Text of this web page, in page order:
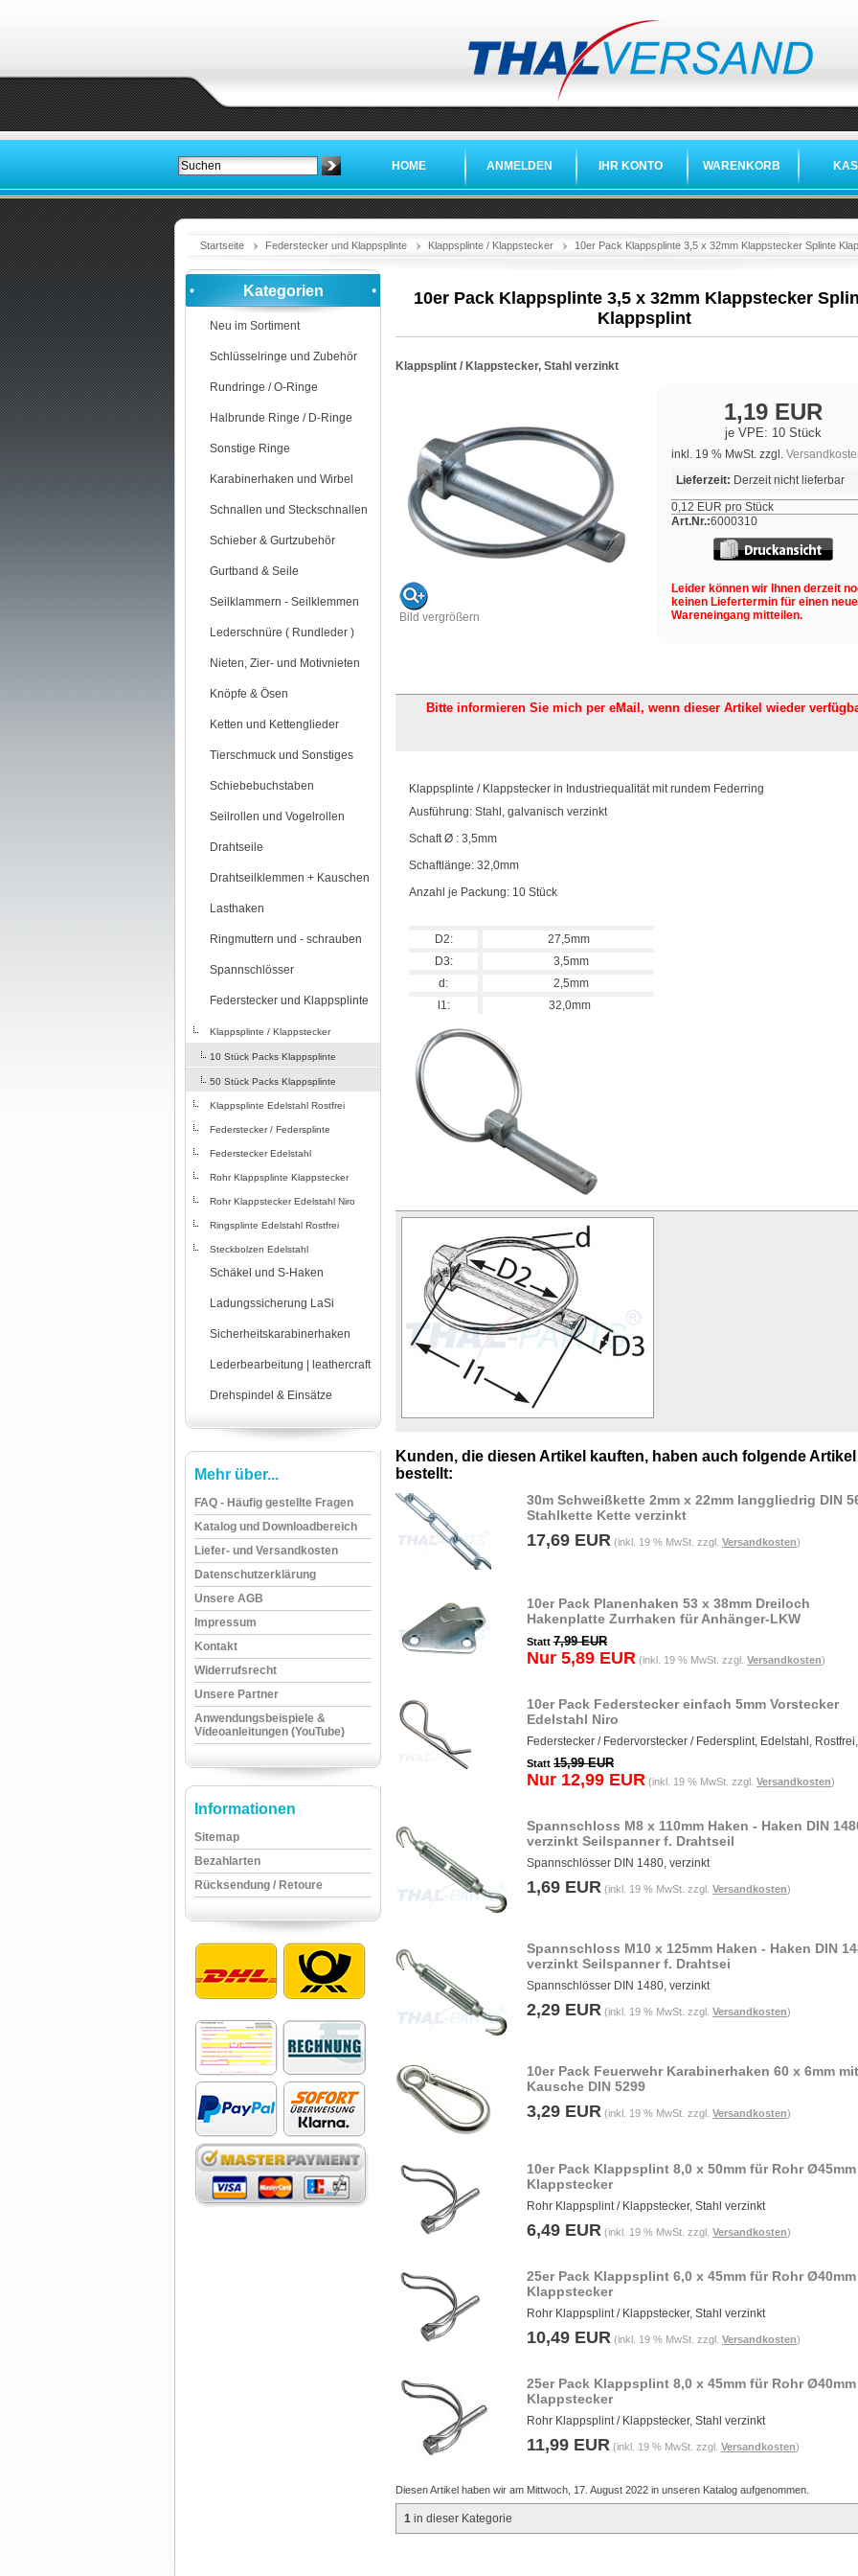
HOME ANMELDEN IHR KONTO WARENKORB
Startseite Federstecker und Klappsplinte Klappsplinte / Klappstecker 10er Pack Klappsplinte 3,5 x 32mm Klappstecker Splinte
Kategorien
Neu im Sortiment
Schlüsselringe und Zubehör
Rundringe / O-Ringe
Halbrunde Ringe / D-Ringe
Sonstige Ringe
Karabinerhaken und Wirbel
Schnallen und Steckschnallen
Schieber & Gurtzubehör
Gurtband & Seile
Seilklammern - Seilklemmen
Lederschnüre ( Rundleder )
Nieten, Zier- und Motivnieten
Knöpfe & Ösen
Ketten und Kettenglieder
Tierschmuck und Sonstiges
Schiebebuchstaben
Seilrollen und Vogelrollen
Drahtseile
Drahtseilklemmen + Kauschen
Lasthaken
Ringmuttern und - schrauben
Spannschlösser
Federstecker und Klappsplinte
Klappsplinte / Klappstecker
10 Stück Packs Klappsplinte
50 Stück Packs Klappsplinte
Klappsplinte Edelstahl Rostfrei
Federstecker / Federsplinte
Federstecker Edelstahl
Rohr Klappsplinte Klappstecker
Rohr Klappstecker Edelstahl Niro
Ringsplinte Edelstahl Rostfrei
Steckbolzen Edelstahl
Schäkel und S-Haken
Ladungssicherung LaSi
Sicherheitskarabinerhaken
Lederbearbeitung | leathercraft
Drehspindel & Einsätze
Mehr über...
FAQ - Häufig gestellte Fragen
Katalog und Downloadbereich
Liefer- und Versandkosten
Datenschutzerklärung
Unsere AGB
Impressum
Kontakt
Widerrufsrecht
Unsere Partner
Anwendungsbeispiele &
Videoanleitungen (YouTube)
Informationen
Sitemap
Bezahlarten
Rücksendung / Retoure
10er Pack Klappsplinte 3,5 x 32mm Klappstecker
Klappsplint
Klappsplint / Klappstecker, Stahl verzinkt
Bild vergrößern
1,19 EUR
je VPE: 10 Stück
inkl. 19 % MwSt. zzgl.
Lieferzeit: Derzeit nicht lieferbar
0,12 EUR pro Stück
Art.Nr.:6000310
Leider können wir Ihnen derzeit
keinen Liefertermin für einen
Wareneingang mitteilen.
Bitte informieren Sie mich per eMail, wenn dieser Artikel wieder
Klappsplinte / Klappstecker in Industriequalität mit rundem Federring
Ausführung: Stahl, galvanisch verzinkt
SchaftØ : 3,5mm
Schaftlänge: 32,0mm
Anzahl je Packung: 10 Stück
D2:
27,5mm
D3:
3,5mm
d:
2,5mm
l1:
32,0mm
Kunden, die diesen Artikel kauften, haben auch folgende Artikel
bestellt:
30m Schweißkette 2mm x 22mm langgliedrig DIN
Stahlkette Kette verzinkt
17,69 EUR (inkl. 19 % MwSt. zzgl. Versandkosten)
10er Pack Planenhaken 53 x 38mm Dreiloch
Hakenplatte Zurrhaken für Anhänger-LKW
Statt 7,99 EUR
Nur 5,89 EUR (inkl. 19 % MwSt. zzgl. Versandkosten)
10er Pack Federstecker einfach 5mm Vorstecker
Edelstahl Niro
Federstecker / Federvorstecker / Federsplint, Edelstahl,
Statt 15,99 EUR
Nur 12,99 EUR (inkl. 19 % MwSt. zzgl. Versandkosten)
Spannschloss M8 x 110mm Haken - Haken DIN
verzinkt Seilspanner f. Drahtseil
Spannschlösser DIN 1480, verzinkt
1,69 EUR (inkl. 19 % MwSt. zzgl. Versandkosten)
Spannschloss M10 x 125mm Haken - Haken DIN
verzinkt Seilspanner f. Drahtsei
Spannschlösser DIN 1480, verzinkt
2,29 EUR (inkl. 19 % MwSt. zzgl. Versandkosten)
10er Pack Feuerwehr Karabinerhaken 60 x 6mm mit
Kausche DIN 5299
3,29 EUR (inkl. 19 % MwSt. zzgl. Versandkosten)
10er Pack Klappsplint 8,0 x 50mm für Rohr Ø45mm
Klappstecker
Rohr Klappsplint / Klappstecker, Stahl verzinkt
6,49 EUR (inkl. 19 % MwSt. zzgl. Versandkosten)
25er Pack Klappsplint 6,0 x 45mm für Rohr Ø40mm
Klappstecker
Rohr Klappsplint / Klappstecker, Stahl verzinkt
10,49 EUR (inkl. 19 % MwSt. zzgl. Versandkosten)
25er Pack Klappsplint 8,0 x 45mm für Rohr Ø40mm
Klappstecker
Rohr Klappsplint / Klappstecker, Stahl verzinkt
11,99 EUR (inkl. 19 % MwSt. zzgl. Versandkosten)
Diesen Artikel haben wir am Mittwoch, 17. August 2022 in unseren Katalog aufgenommen.
1 in dieser Kategorie